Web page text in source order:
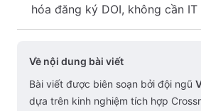
hóa đăng ký DOI, không cần IT
Về nội dung bài viết
Bài viết được biên soạn bởi đội ngũ
dựa trên kinh nghiệm tích hợp